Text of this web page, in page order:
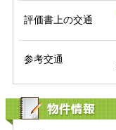
評価書上の交通
参考交通
物件情報